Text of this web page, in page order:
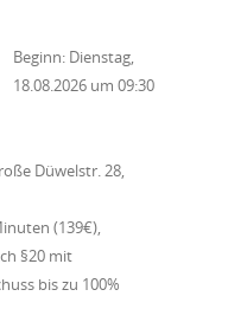
Beginn: Dienstag,
18.08.2026 um 09:30
Düwelstr. 28,
(139€),
§20 mit
bis zu 100%